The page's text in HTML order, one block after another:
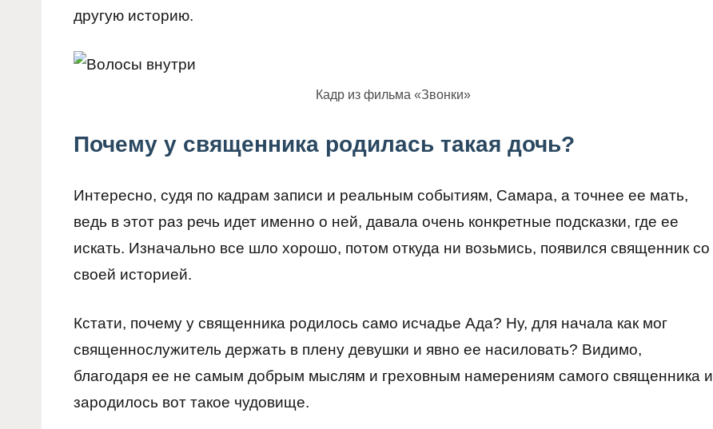
другую историю.
Кадр из фильма «Звонки»
Почему у священника родилась такая дочь?
Интересно, судя по кадрам записи и реальным событиям, Самара, а точнее ее мать,
ведь в этот раз речь идет именно о ней, давала очень конкретные подсказки, где ее
искать. Изначально все шло хорошо, потом откуда ни возьмись, появился священник со
своей историей.
Кстати, почему у священника родилось само исчадье Ада? Ну, для начала как мог
священнослужитель держать в плену девушки и явно ее насиловать? Видимо,
благодаря ее не самым добрым мыслям и греховным намерениям самого священника и
зародилось вот такое чудовище.